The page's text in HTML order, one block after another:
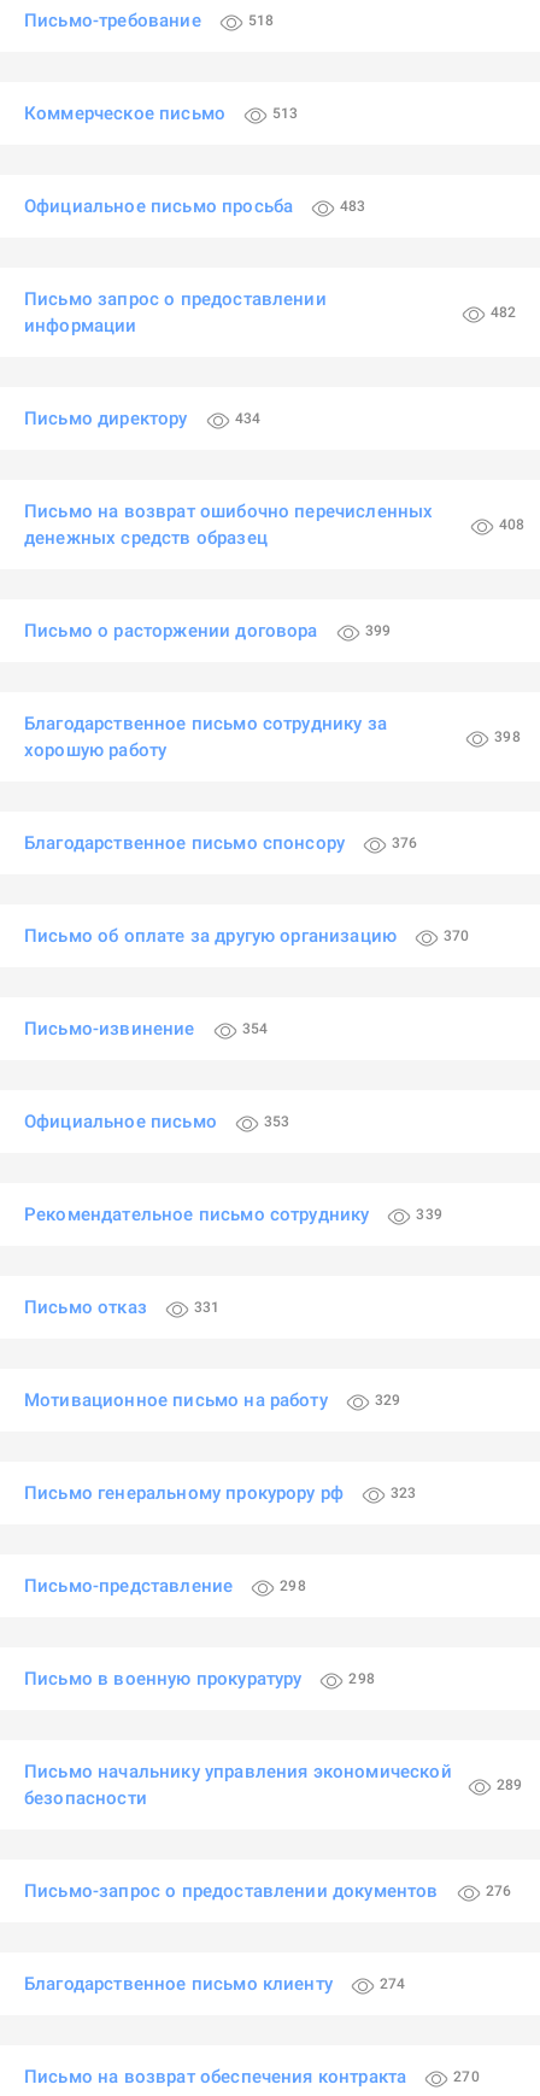
Письмо-требование 518
Коммерческое письмо 513
Официальное письмо просьба 483
Письмо запрос о предоставлении
информации
482
Письмо директору 434
Письмо на возврат ошибочно перечисленных
денежных средств образец
408
Письмо о расторжении договора 399
Благодарственное письмо сотруднику за
хорошую работу
398
Благодарственное письмо спонсору 376
Письмо об оплате за другую организацию 370
Письмо-извинение 354
Официальное письмо 353
Рекомендательное письмо сотруднику 339
Письмо отказ 331
Мотивационное письмо на работу 329
Письмо генеральному прокурору рф 323
Письмо-представление 298
Письмо в военную прокуратуру 298
Письмо начальнику управления экономической
безопасности
289
Письмо-запрос о предоставлении документов 276
Благодарственное письмо клиенту 274
Письмо на возврат обеспечения контракта 270